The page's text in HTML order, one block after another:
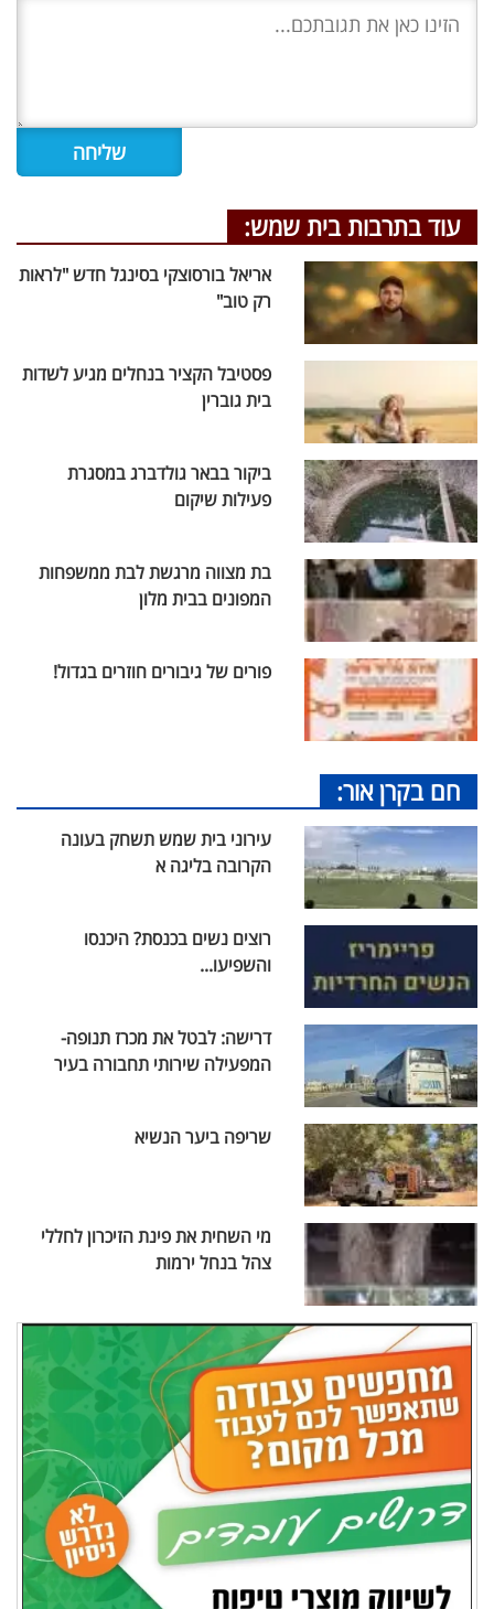
עוד בתרבות בית שמש:
אריאל בורסוצקי בסינגל חדש "לראות
רק טוב"
פסטיבל הקציר בנחלים מגיע לשדות
בית גוברין
ביקור בבאר גולדברג במסגרת
פעילות שיקום
בת מצווה מרגשת לבת ממשפחות
המפונים בבית מלון
פורים של גיבורים חוזרים בגדול!
חם בקרן אור:
עירוני בית שמש תשחק בעונה
הקרובה בליגה א
רוצים נשים בכנסת? היכנסו
והשפיעו...
דרישה: לבטל את מכרז תנופה-
המפעילה שירותי תחבורה בעיר
שריפה ביער הנשיא
מי השחית את פינת הזיכרון לחללי
צהל בנחל ירמות